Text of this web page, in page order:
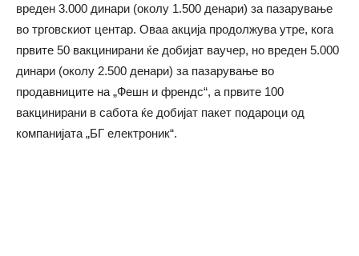
вреден 3.000 динари (околу 1.500 денари) за пазарување
во трговскиот центар. Оваа акција продолжува утре, кога
првите 50 вакцинирани ќе добијат ваучер, но вреден 5.000
динари (околу 2.500 денари) за пазарување во
продавниците на „Фешн и френдс“, а првите 100
вакцинирани в сабота ќе добијат пакет подароци од
компанијата „БГ електроник“.